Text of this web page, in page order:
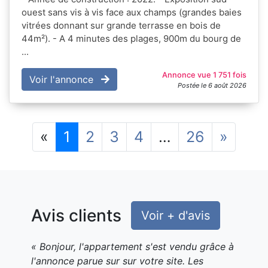
ouest sans vis à vis face aux champs (grandes baies
vitrées donnant sur grande terrasse en bois de
44m²). - A 4 minutes des plages, 900m du bourg de
...
Voir l'annonce Annonce vue 1 751 fois
Postée le 6 août 2026
« Précédent
1 2 3 4 … 26 »
Avis clients Voir + d'avis
« Bonjour, l'appartement s'est vendu grâce à
l'annonce parue sur sur votre site. Les